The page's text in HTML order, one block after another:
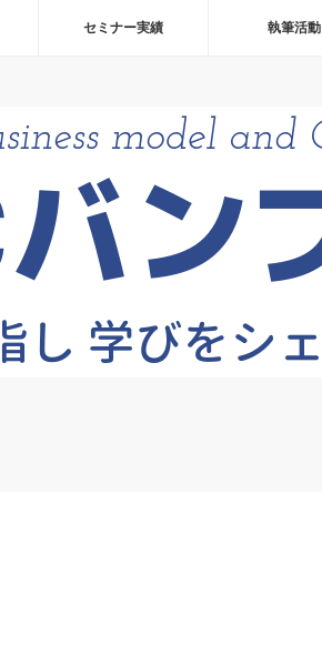
セミナー実績 執筆活動